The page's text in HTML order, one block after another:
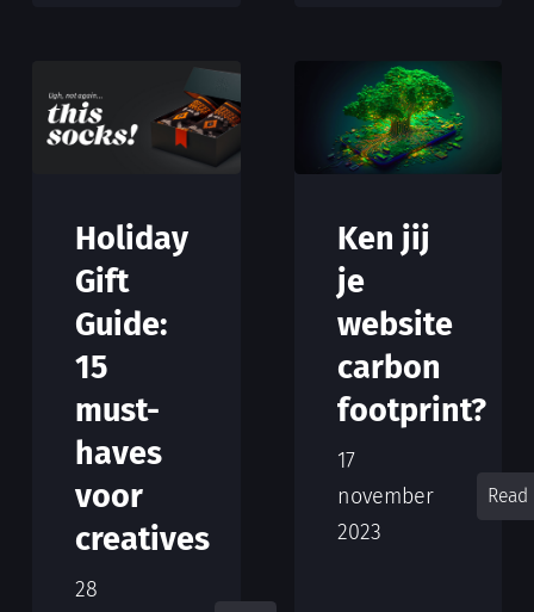
Holiday
Gift
Guide:
15
must-
haves
voor
creatives
28
Ken jij
je
website
carbon
footprint?
17
november
2023
Read